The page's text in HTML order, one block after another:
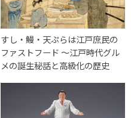
すし・鰻・天ぷらは江戸庶民の
ファストフード 〜江戸時代グル
メの誕生秘話と高級化の歴史